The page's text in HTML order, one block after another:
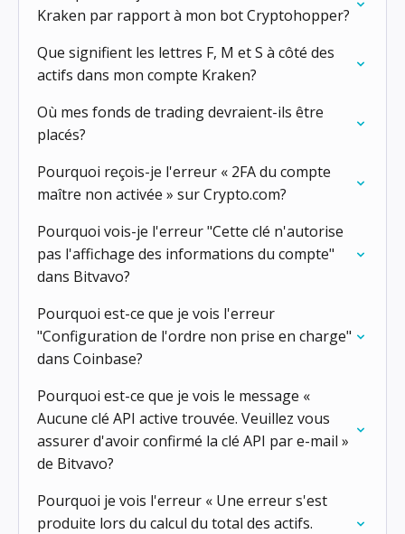
Kraken par rapport à mon bot Cryptohopper?
Que signifient les lettres F, M et S à côté des
actifs dans mon compte Kraken?
Où mes fonds de trading devraient-ils être
placés?
Pourquoi reçois-je l'erreur « 2FA du compte
maître non activée » sur Crypto.com?
Pourquoi vois-je l'erreur "Cette clé n'autorise
pas l'affichage des informations du compte"
dans Bitvavo?
Pourquoi est-ce que je vois l'erreur
"Configuration de l'ordre non prise en charge"
dans Coinbase?
Pourquoi est-ce que je vois le message «
Aucune clé API active trouvée. Veuillez vous
assurer d'avoir confirmé la clé API par e-mail »
de Bitvavo?
Pourquoi je vois l'erreur « Une erreur s'est
produite lors du calcul du total des actifs.